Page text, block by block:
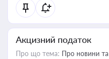
Акцизний податок
Про що тема: Про новини